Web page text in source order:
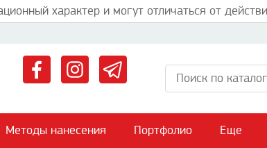
характер и могут отличаться от
Методы нанесения Портфолио Еще